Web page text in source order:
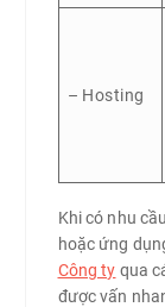
– Hosting
Khi có nhu
hoặc ứng
Công ty qua
được vấn